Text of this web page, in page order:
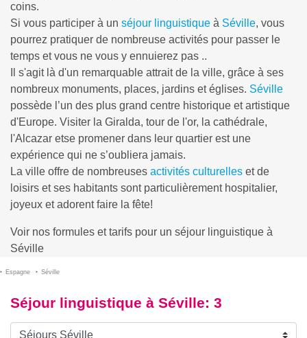
coins.
Si vous participer à un séjour linguistique à Séville, vous
pourrez pratiquer de nombreuse activités pour passer le
temps et vous ne vous y ennuierez pas ..
Il s'agit là d'un remarquable attrait de la ville, grâce à ses
nombreux monuments, places, jardins et églises. Séville
possède l’un des plus grand centre historique et artistique
d'Europe. Visiter la Giralda, tour de l'or, la cathédrale,
l'Alcazar etse promener dans leur quartier est une
expérience qui ne s’oubliera jamais.
La ville offre de nombreuses activités culturelles et de
loisirs et ses habitants sont particulièrement hospitalier,
joyeux et adorent faire la fête!
Voir nos formules et tarifs pour un séjour linguistique à
Séville
Espagne Séville
Séjour linguistique à Séville: 3